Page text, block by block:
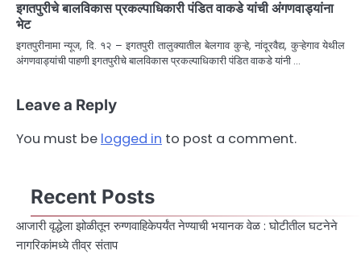
इगतपुरीचे बालविकास प्रकल्पाधिकारी पंडित वाकडे यांची अंगणवाड्यांना
भेट
इगतपुरीनामा न्यूज, दि. १२ – इगतपुरी तालुक्यातील बेलगाव कुऱ्हे, नांदूरवैद्य, कुऱ्हेगाव येथील
अंगणवाड्यांची पाहणी इगतपुरीचे बालविकास प्रकल्पाधिकारी पंडित वाकडे यांनी …
Leave a Reply
You must be logged in to post a comment.
Recent Posts
आजारी वृद्धेला झोळीतून रुग्णवाहिकेपर्यंत नेण्याची भयानक वेळ : घोटीतील घटनेने
नागरिकांमध्ये तीव्र संताप